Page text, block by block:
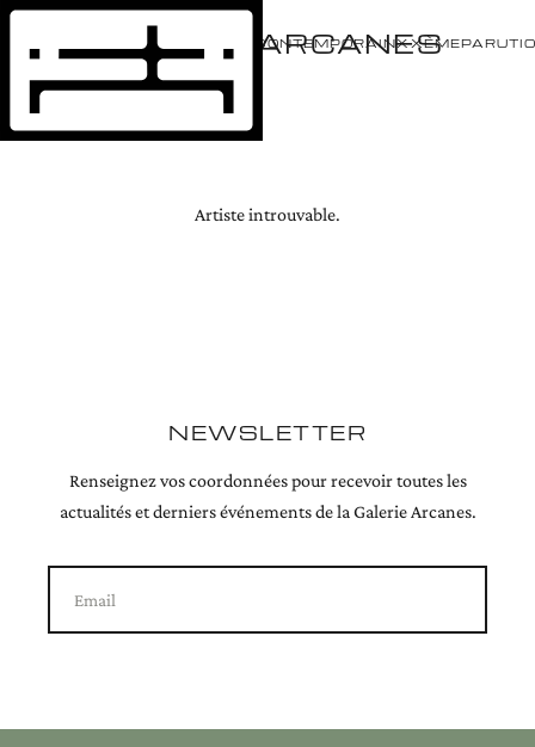
ÉVÈNEMENTS CONTEMPORAINXXÈME
GALERIE ARCANES
Artiste introuvable.
NEWSLETTER
Renseignez vos coordonnées pour recevoir toutes les
actualités et derniers événements de la Galerie Arcanes.
Email